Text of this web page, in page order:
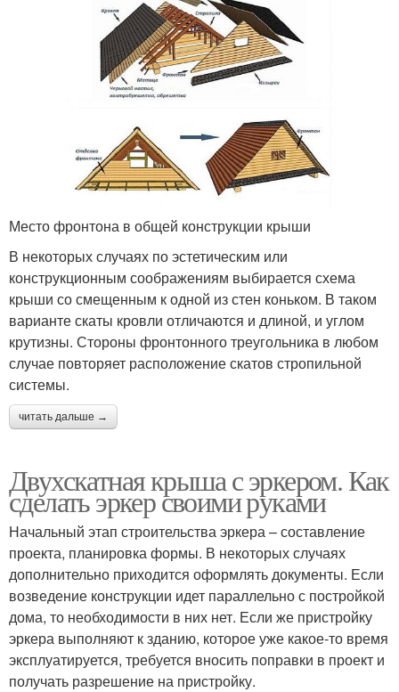
Место фронтона в общей конструкции крыши
В некоторых случаях по эстетическим или
конструкционным соображениям выбирается схема
крыши со смещенным к одной из стен коньком. В таком
варианте скаты кровли отличаются и длиной, и углом
крутизны. Стороны фронтонного треугольника в любом
случае повторяет расположение скатов стропильной
системы.
читать дальше →
Двухскатная крыша с эркером. Как
сделать эркер своими руками
Начальный этап строительства эркера – составление
проекта, планировка формы. В некоторых случаях
дополнительно приходится оформлять документы. Если
возведение конструкции идет параллельно с постройкой
дома, то необходимости в них нет. Если же пристройку
эркера выполняют к зданию, которое уже какое-то время
эксплуатируется, требуется вносить поправки в проект и
получать разрешение на пристройку.